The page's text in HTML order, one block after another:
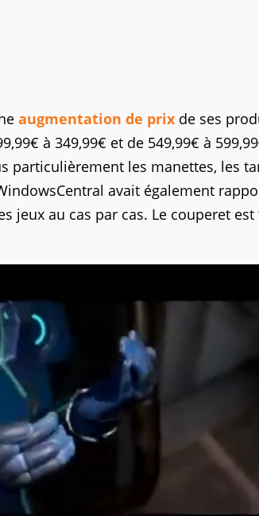
augmentation de prix de ses
à 349,99€ et de 549,99€ à
particulièrement les manettes, les
avait également
jeux au cas par cas. Le couperet